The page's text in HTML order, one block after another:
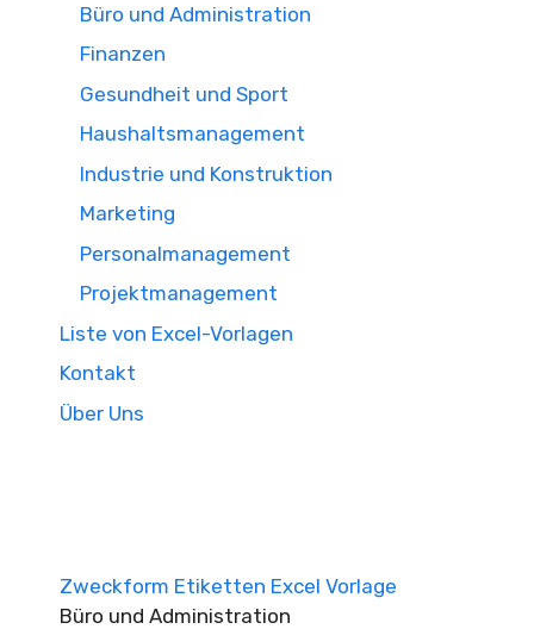
Büro und Administration
Finanzen
Gesundheit und Sport
Haushaltsmanagement
Industrie und Konstruktion
Marketing
Personalmanagement
Projektmanagement
Liste von Excel-Vorlagen
Kontakt
Über Uns
Zweckform Etiketten Excel Vorlage
Büro und Administration